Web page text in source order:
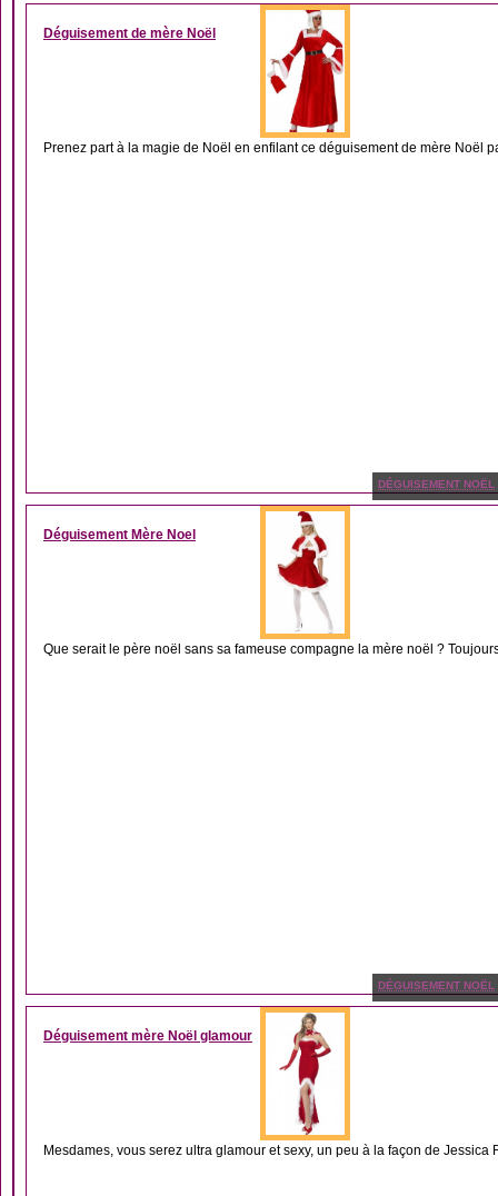
Déguisement de mère Noël
Prenez part à la magie de Noël en enfilant ce déguisement de mère Noël
DÉGUISEMENT NOËL
Déguisement Mère Noel
Que serait le père noël sans sa fameuse compagne la mère noël ?
DÉGUISEMENT NOËL
Déguisement mère Noël glamour
Mesdames, vous serez ultra glamour et sexy, un peu à la façon de Jessica